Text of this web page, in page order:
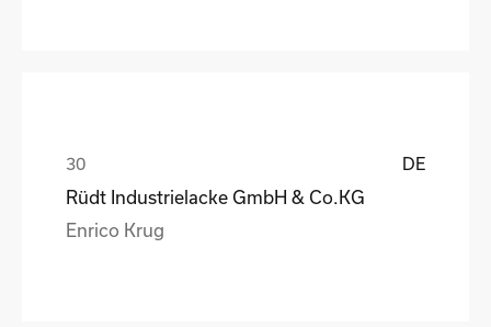
DE
Rüdt Industrielacke GmbH & Co.KG
Enrico Krug